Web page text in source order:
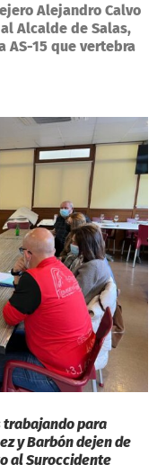
Alejandro Calvo
Alcalde de Salas,
AS-15 que vertebra
trabajando para
y Barbón dejen de
al Suroccidente